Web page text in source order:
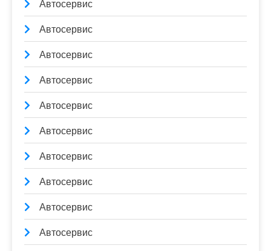
Автосервис
Автосервис
Автосервис
Автосервис
Автосервис
Автосервис
Автосервис
Автосервис
Автосервис
Автосервис